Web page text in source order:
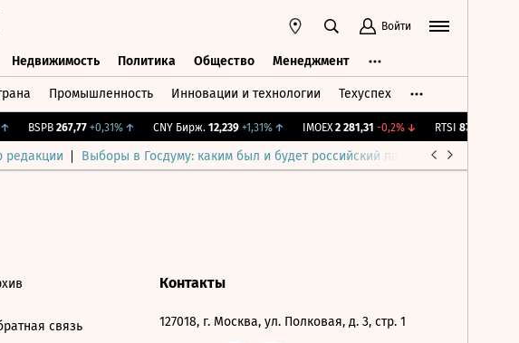
Войти
Недвижимость Политика Общество Менеджмент
Промышленность Инновации и технологии Техуспех
BSPB 267,77 +0,31%↑ CNY Бирж. 12,239 +1,31%↑ IMOEX 2 281,31 -0,2%↓ RTSI 874,64
редакции Выборы в Госдуму: каким был и будет российский парламент
связь
Контакты
127018, г. Москва, ул. Полковая, д. 3, стр. 1